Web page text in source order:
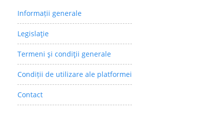
Informații generale
Legislaţie
Termeni şi condiţii generale
Condiții de utilizare ale platformei
Contact